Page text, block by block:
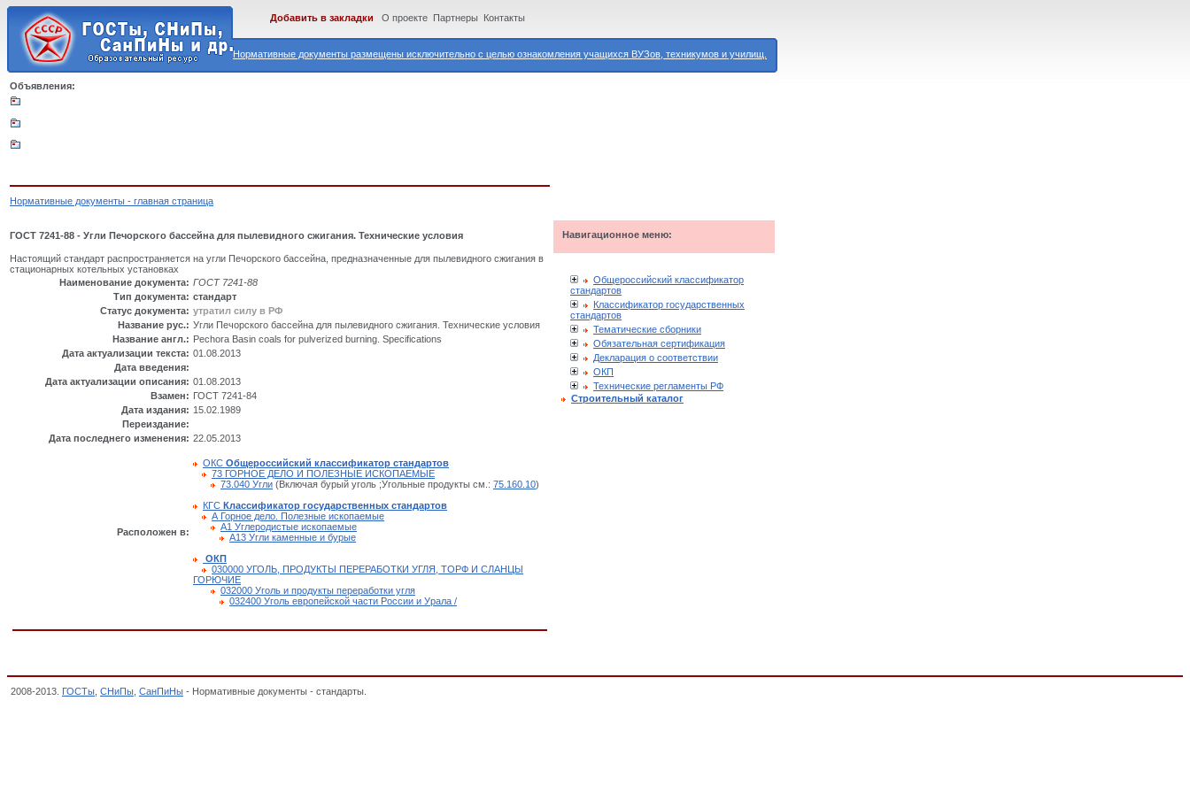
Нормативные документы размещены исключительно с целью ознакомления учащихся ВУЗов, техникумов и училищ.
Добавить в закладки О проекте Партнеры Контакты
Объявления:
Нормативные документы - главная страница
ГОСТ 7241-88 - Угли Печорского бассейна для пылевидного сжигания. Технические условия
Настоящий стандарт распространяется на угли Печорского бассейна, предназначенные для пылевидного сжигания в
стационарных котельных установках
Наименование документа: ГОСТ 7241-88
Тип документа: стандарт
Статус документа: утратил силу в РФ
Название рус.: Угли Печорского бассейна для пылевидного сжигания. Технические условия
Название англ.: Pechora Basin coals for pulverized burning. Specifications
Дата актуализации текста: 01.08.2013
Дата введения:
Дата актуализации описания: 01.08.2013
Взамен: ГОСТ 7241-84
Дата издания: 15.02.1989
Переиздание:
Дата последнего изменения: 22.05.2013
Расположен в:
ОКС Общероссийский классификатор стандартов
73 ГОРНОЕ ДЕЛО И ПОЛЕЗНЫЕ ИСКОПАЕМЫЕ
73.040 Угли (Включая бурый уголь ;Угольные продукты см.: 75.160.10)
КГС Классификатор государственных стандартов
А Горное дело. Полезные ископаемые
А1 Углеродистые ископаемые
А13 Угли каменные и бурые
ОКП
030000 УГОЛЬ, ПРОДУКТЫ ПЕРЕРАБОТКИ УГЛЯ, ТОРФ И СЛАНЦЫ
ГОРЮЧИЕ
032000 Уголь и продукты переработки угля
032400 Уголь европейской части России и Урала /
Навигационное меню:
Общероссийский классификатор
стандартов
Классификатор государственных
стандартов
Тематические сборники
Обязательная сертификация
Декларация о соответствии
ОКП
Технические регламенты РФ
Строительный каталог
2008-2013. ГОСТы СНиПы СанПиНы - Нормативные документы - стандарты.